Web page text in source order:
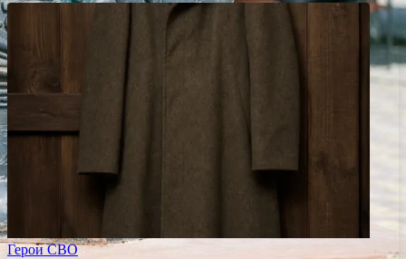
Герои СВО